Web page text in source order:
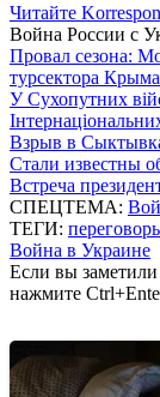
Читайте
Война России с
Провал сезона:
турсектора Крыма
У Сухопутних
Взрыв в
Стали известны
Встреча
СПЕЦТЕМА:
ТЕГИ:
Война в Украине
Если вы
нажмите